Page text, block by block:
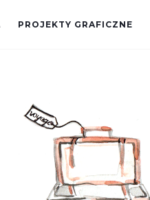
PROJEKTY GRAFICZNE